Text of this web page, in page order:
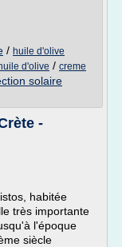
/ huile d'olive
d'olive / creme
solaire
-
habitée
très importante
l'époque
siècle